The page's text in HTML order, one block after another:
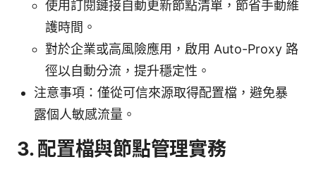
使用訂閱鏈接自動更新節點清單，節省手動維
護時間。
對於企業或高風險應用，啟用 Auto-Proxy 路
徑以自動分流，提升穩定性。
注意事項：僅從可信來源取得配置檔，避免暴
露個人敏感流量。
3. 配置檔與節點管理實務